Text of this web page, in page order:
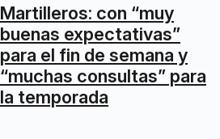
Martilleros: con “muy
buenas expectativas”
para el fin de semana y
“muchas consultas” para
la temporada